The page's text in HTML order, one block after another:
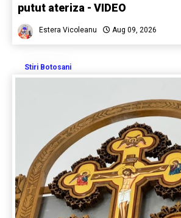
putut ateriza - VIDEO
Estera Vicoleanu Aug 09, 2026
Stiri Botosani